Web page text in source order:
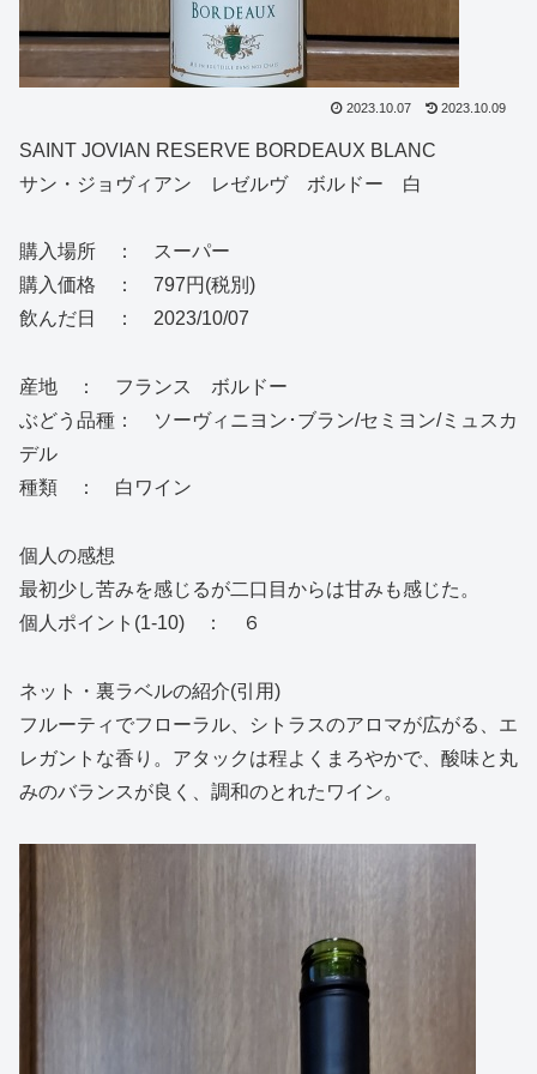
2023.10.07 2023.10.09
SAINT JOVIAN RESERVE BORDEAUX BLANC
サン・ジョヴィアン レゼルヴ ボルドー 白
購入場所 ： スーパー
購入価格 ： 797円(税別)
飲んだ日 ： 2023/10/07
産地 ： フランス ボルドー
ぶどう品種： ソーヴィニヨン･ブラン/セミヨン/ミュスカ
デル
種類 ： 白ワイン
個人の感想
最初少し苦みを感じるが二口目からは甘みも感じた。
個人ポイント(1-10) ： ６
ネット・裏ラベルの紹介(引用)
フルーティでフローラル、シトラスのアロマが広がる、エ
レガントな香り。アタックは程よくまろやかで、酸味と丸
みのバランスが良く、調和のとれたワイン。